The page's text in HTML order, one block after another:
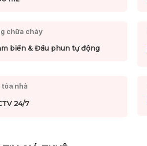
chữa cháy
biến & Đầu phun tự động
tòa nhà
24/7